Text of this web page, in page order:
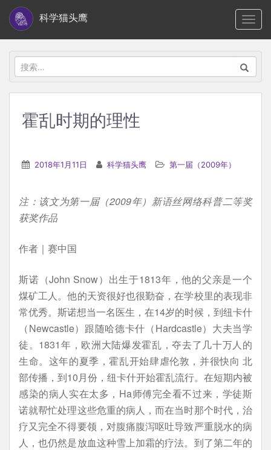
i
科学猫头鹰
搜
索：
霍乱时期的理性
2018年1月11日 科学猫头鹰 第一届（2009年）
注：该文为第一届（2009年）新语丝网络科普二等奖
获奖作品
作者｜赛中国
斯诺（John Snow）出生于1813年，他的父亲是一个
煤矿工人。他的天资很好也很勤奋，在学校里的表现非
常优秀。斯诺想当一名医生，在14岁的时候，到纽卡什
（Newcastle）跟随哈德卡什（Hardcastle）大夫当学
徒。1831年，欧洲大陆爆发霍乱，夺去了几十万人的
生命。这年的夏季，霍乱开始肆虐伦敦，并很快向 北
部传播，到10月份，纽卡什开始霍乱流行。在短期内被
感染的病人实在太多，Ha师傅完全看不过来，学徒斯
诺就帮忙处理这些危重的病人，而在当时那个时代，治
疗又完全不得要领，对腹痛腹泻呕吐导致严重脱水的病
人，也仍然是放血这种雪上加霜的疗法。到了第二年的